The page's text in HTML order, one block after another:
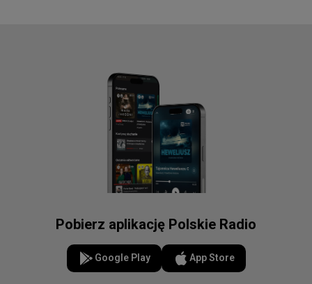
Pobierz aplikację Polskie Radio
Google Play App Store